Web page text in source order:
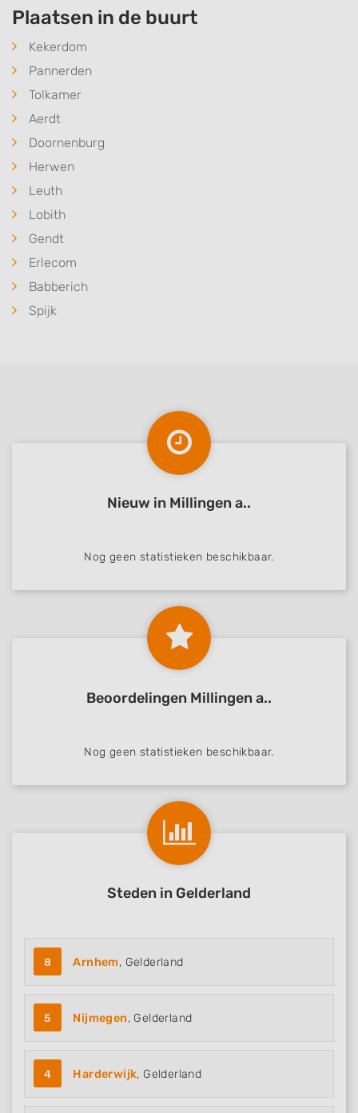
Plaatsen in de buurt
Kekerdom
Pannerden
Tolkamer
Aerdt
Doornenburg
Herwen
Leuth
Lobith
Gendt
Erlecom
Babberich
Spijk
Nieuw in Millingen a..
Nog geen statistieken beschikbaar.
Beoordelingen Millingen a..
Nog geen statistieken beschikbaar.
Steden in Gelderland
8 Arnhem, Gelderland
5 Nijmegen, Gelderland
4 Harderwijk, Gelderland